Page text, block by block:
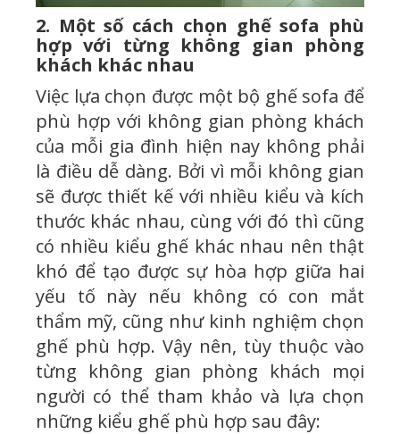
2. Một số cách chọn ghế sofa phù
hợp với từng không gian phòng
khách khác nhau
Việc lựa chọn được một bộ ghế sofa để
phù hợp với không gian phòng khách
của mỗi gia đình hiện nay không phải
là điều dễ dàng. Bởi vì mỗi không gian
sẽ được thiết kế với nhiều kiểu và kích
thước khác nhau, cùng với đó thì cũng
có nhiều kiểu ghế khác nhau nên thật
khó để tạo được sự hòa hợp giữa hai
yếu tố này nếu không có con mắt
thẩm mỹ, cũng như kinh nghiệm chọn
ghế phù hợp. Vậy nên, tùy thuộc vào
từng không gian phòng khách mọi
người có thể tham khảo và lựa chọn
những kiểu ghế phù hợp sau đây: